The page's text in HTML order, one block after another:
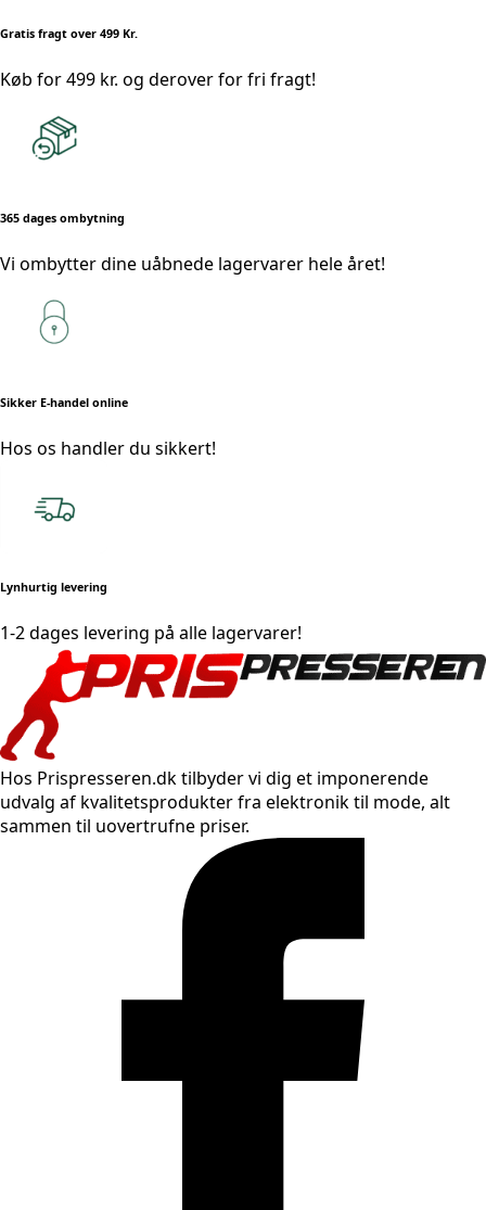
Gratis fragt over 499 Kr.
Køb for 499 kr. og derover for fri fragt!
365 dages ombytning
Vi ombytter dine uåbnede lagervarer hele året!
Sikker E-handel online
Hos os handler du sikkert!
Lynhurtig levering
1-2 dages levering på alle lagervarer!
Hos Prispresseren.dk tilbyder vi dig et imponerende
udvalg af kvalitetsprodukter fra elektronik til mode, alt
sammen til uovertrufne priser.